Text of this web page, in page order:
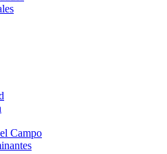
Campo